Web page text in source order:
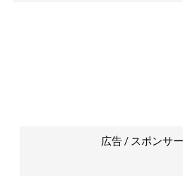
広告 / スポンサ